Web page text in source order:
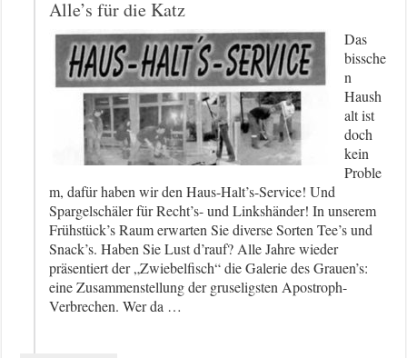
Alle’s für die Katz
Das
bissche
n
Haush
alt ist
doch
kein
Proble
m, dafür haben wir den Haus-Halt’s-Service! Und
Spargelschäler für Recht’s- und Linkshänder! In unserem
Frühstück’s Raum erwarten Sie diverse Sorten Tee’s und
Snack’s. Haben Sie Lust d’rauf? Alle Jahre wieder
präsentiert der „Zwiebelfisch“ die Galerie des Grauen’s:
eine Zusammenstellung der gruseligsten Apostroph-
Verbrechen. Wer da …